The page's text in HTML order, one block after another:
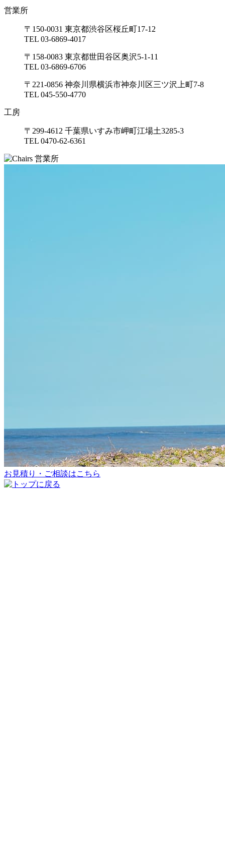
営業所
〒150-0031 東京都渋谷区桜丘町17-12
TEL 03-6869-4017
〒158-0083 東京都世田谷区奥沢5-1-11
TEL 03-6869-6706
〒221-0856 神奈川県横浜市神奈川区三ツ沢上町7-8
TEL 045-550-4770
工房
〒299-4612 千葉県いすみ市岬町江場土3285-3
TEL 0470-62-6361
お見積り・ご相談はこちら